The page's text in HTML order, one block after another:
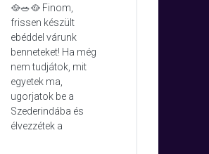
🥘🥗🥘 Finom,
frissen készült
ebéddel várunk
benneteket! Ha még
nem tudjátok, mit
egyetek ma,
ugorjatok be a
Szederindába és
élvezzétek a